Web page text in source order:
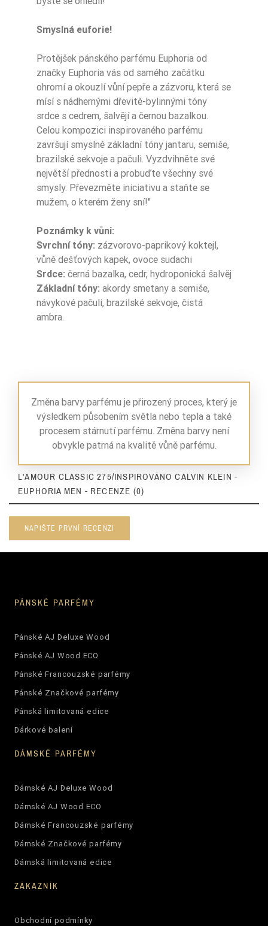
Smyslná euforie!
Protějšek pánského parfému Euphoria od
značky Euphoria vás od samého začátku
ohromí a okouzlí vůní pepře a zázvoru, která se
mísí s nádhernými dřevitě-bylinnými tóny
srdce s cedrem, šalvějí a černou bazalkou.
Celou kompozici inspirovaného parfému
završují smyslné základní tóny jantaru, semiše,
brazilské sekvoje a pačuli. Vyzdvihněte své
největší přednosti a probuďte všechny své
smysly. Převezměte iniciativu a staňte se
mužem, o kterém ženy sní!"
Poznámky k vůni:
Svrchní tóny: zázvorovo-paprikový koktejl,
vůně dešťových kapek, ovoce sudachi
Srdce: černá bazalka, cedr, hydroponická šalvěj
Základní tóny: akordy smetany a semiše,
návykové pačuli, brazilské sekvoje, čistá
ambra.
Změna barvy parfému je přirozený proces, který je
výsledkem působením světla nebo tepla a také
procesem stárnutí parfému. Změna barvy není
obvykle patrná na kvalitě vůně parfému.
L'AMOUR CLASSIC 275/INSPIROVÁNO CALVIN KLEIN -
EUPHORIA MEN - RECENZE (0)
NAPIŠTE PRVNÍ RECENZI
PÁNSKÉ PARFÉMY
Pánské AJ Deluxe Wood
Pánské AJ Wood ECO
Pánské Francouzské parfémy
Pánské Značkové parfémy
Pánská limitovaná edice
Dárkové balení
DÁMSKÉ PARFÉMY
Dámské AJ Deluxe Wood
Dámské AJ Wood ECO
Dámské Francouzské parfémy
Dámské Značkové parfémy
Dámská limitovaná edice
ZÁKAZNÍK
Obchodní podmínky